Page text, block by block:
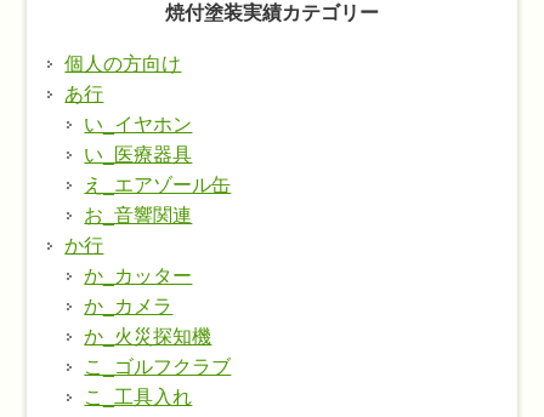
焼付塗装実績カテゴリー
個人の方向け
あ行
い_イヤホン
い_医療器具
え_エアゾール缶
お_音響関連
か行
か_カッター
か_カメラ
か_火災探知機
こ_ゴルフクラブ
こ_工具入れ